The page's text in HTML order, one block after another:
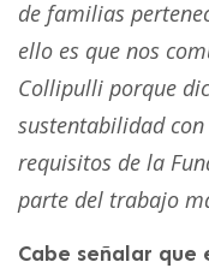
de familias
ello es que nos
Collipulli porque
sustentabilidad
requisitos de la
parte del trabajo
Cabe señalar